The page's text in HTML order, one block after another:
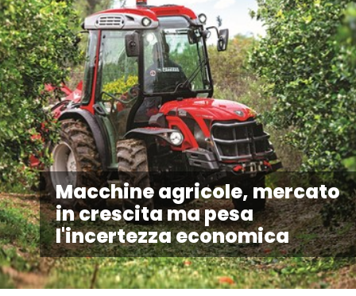
Macchine agricole, mercato
in crescita ma pesa
l'incertezza economica